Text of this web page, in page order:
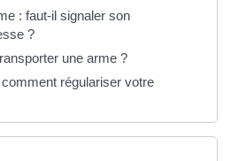
: faut-il signaler son
?
une arme ?
régulariser votre